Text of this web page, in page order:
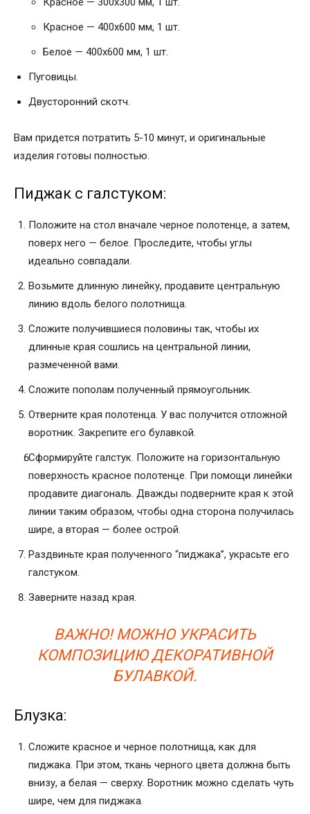
Красное — 400х600 мм, 1 шт.
Белое — 400х600 мм, 1 шт.
Пуговицы.
Двусторонний скотч.
Вам придется потратить 5-10 минут, и оригинальные
изделия готовы полностью.
Пиджак с галстуком:
Положите на стол вначале черное полотенце, а затем,
поверх него — белое. Проследите, чтобы углы
идеально совпадали.
Возьмите длинную линейку, продавите центральную
линию вдоль белого полотнища.
Сложите получившиеся половины так, чтобы их
длинные края сошлись на центральной линии,
размеченной вами.
Сложите пополам полученный прямоугольник.
Отверните края полотенца. У вас получится отложной
воротник. Закрепите его булавкой.
Сформируйте галстук. Положите на горизонтальную
поверхность красное полотенце. При помощи линейки
продавите диагональ. Дважды подверните края к этой
линии таким образом, чтобы одна сторона получилась
шире, а вторая — более острой.
Раздвиньте края полученного “пиджака”, украсьте его
галстуком.
Заверните назад края.
ВАЖНО! МОЖНО УКРАСИТЬ
КОМПОЗИЦИЮ ДЕКОРАТИВНОЙ
БУЛАВКОЙ.
Блузка:
Сложите красное и черное полотнища, как для
пиджака. При этом, ткань черного цвета должна быть
внизу, а белая — сверху. Воротник можно сделать чуть
шире, чем для пиджака.